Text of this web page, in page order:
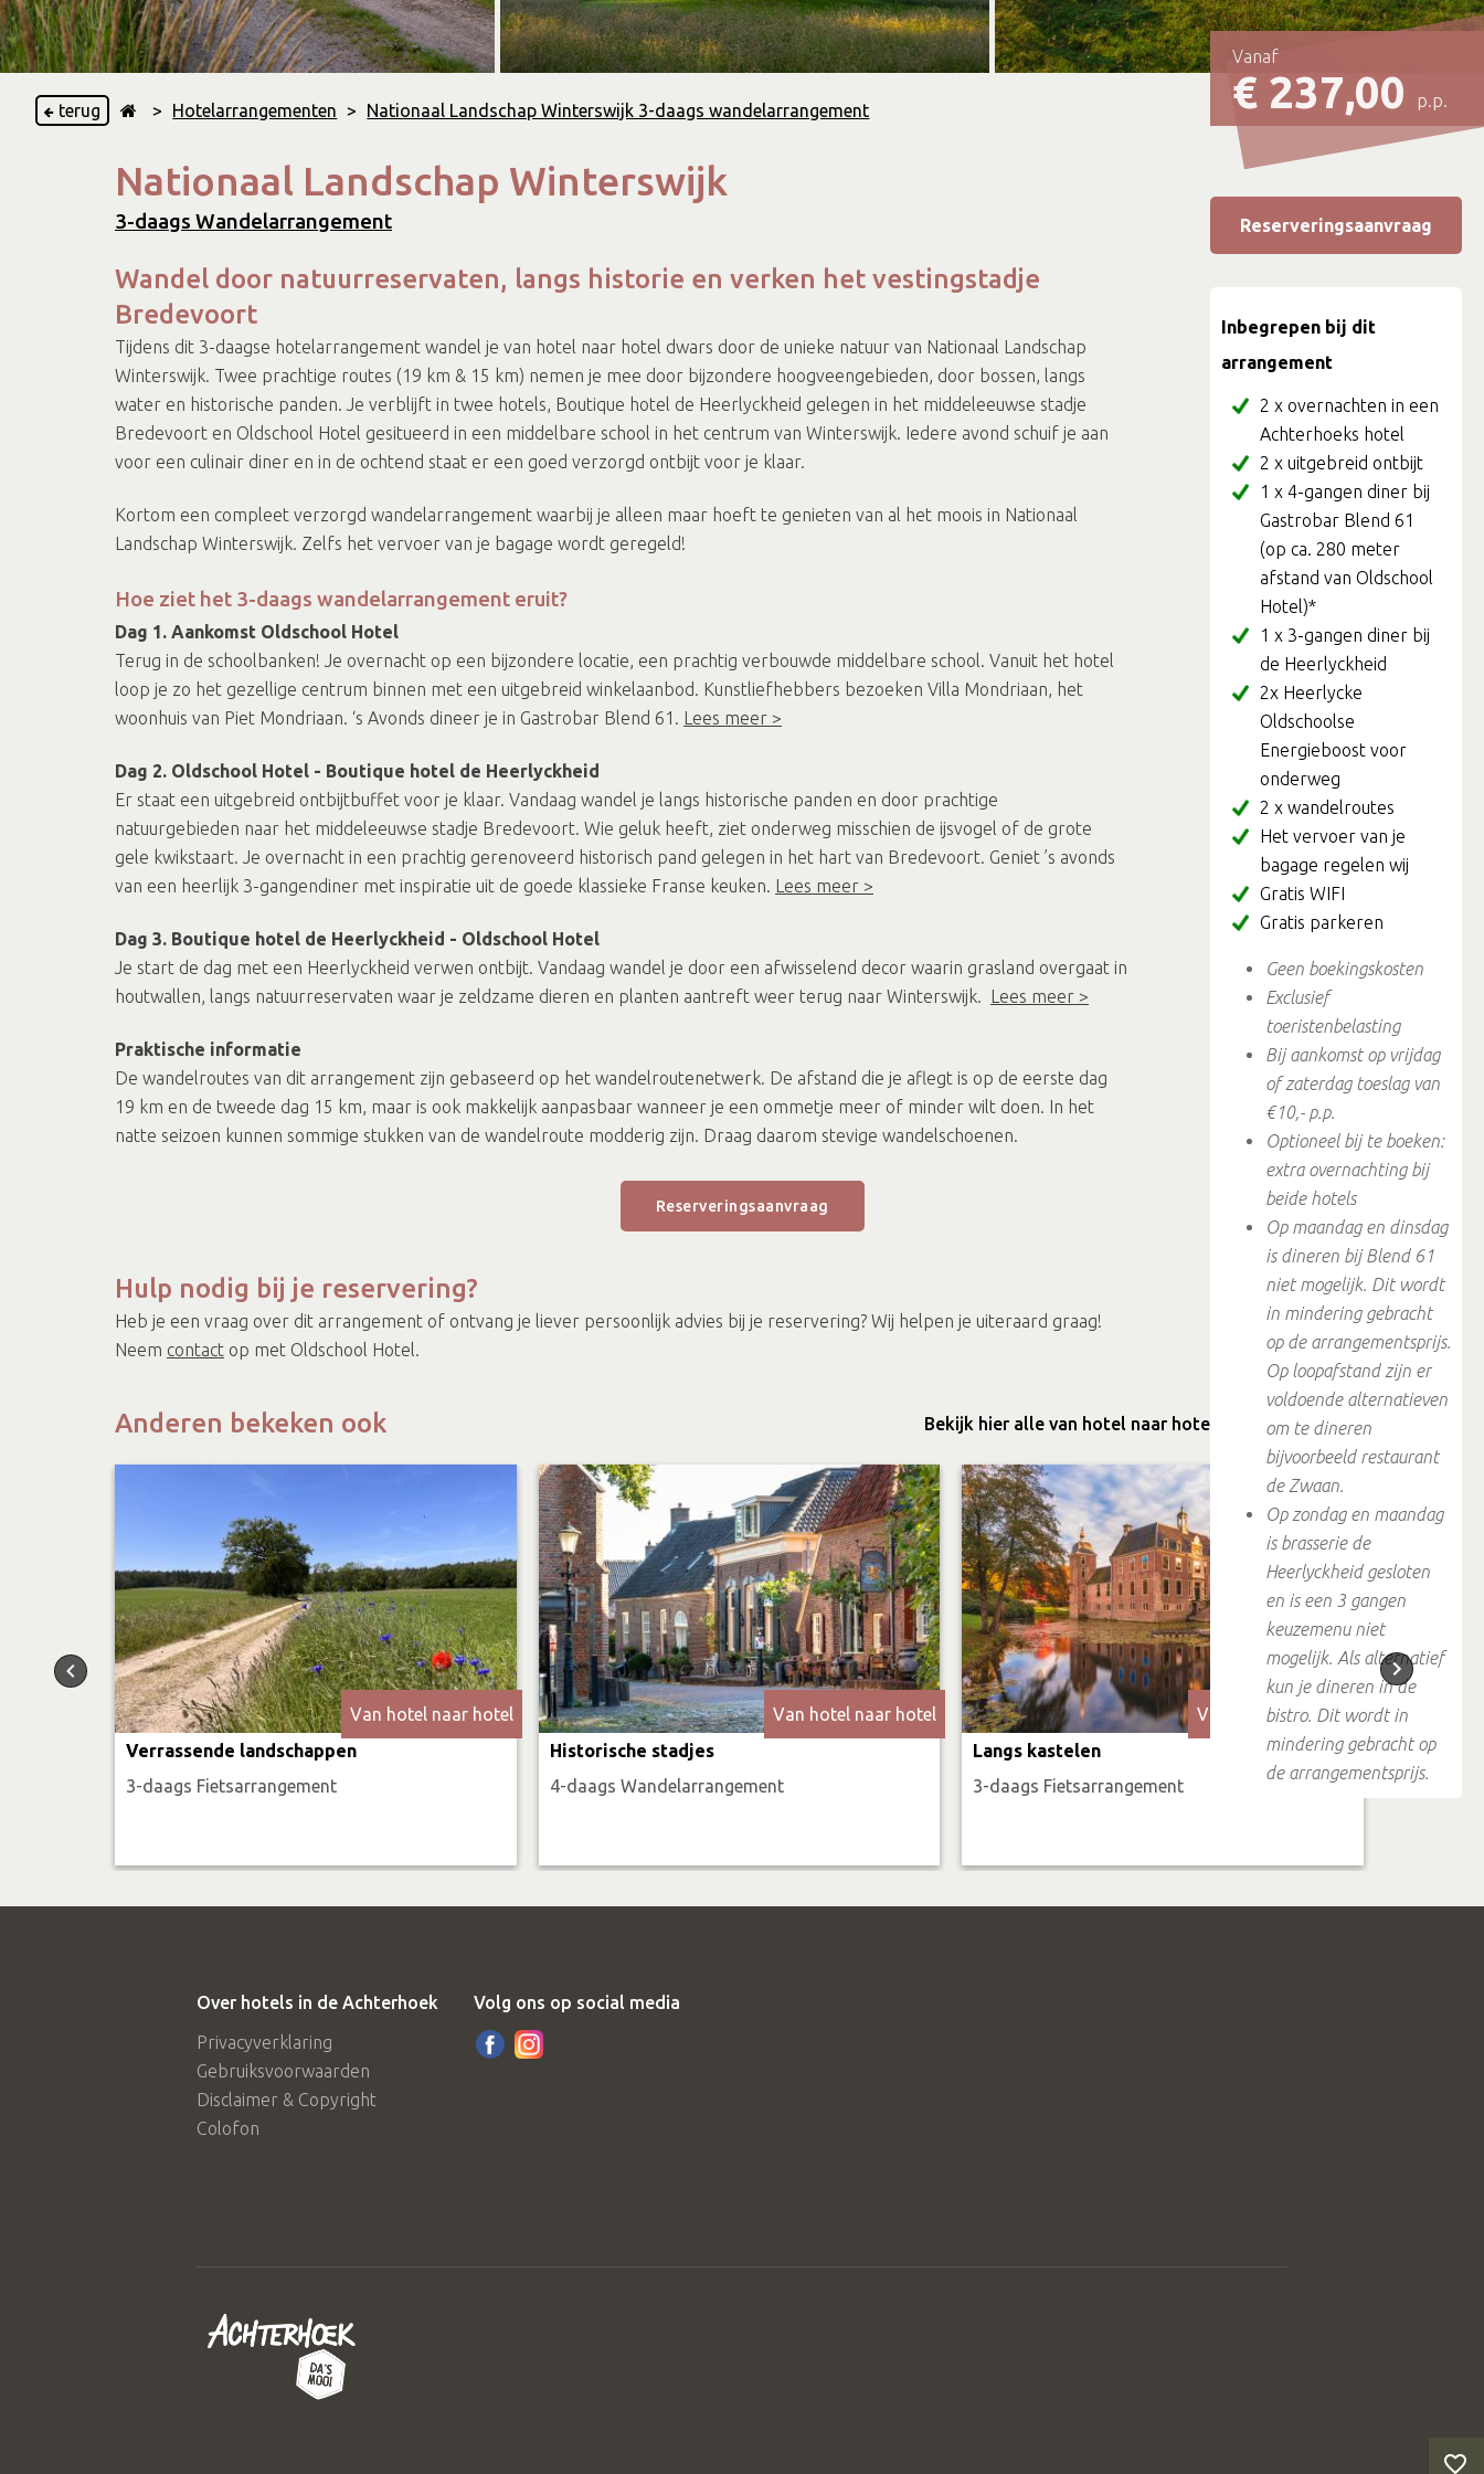
terug > Hotelarrangementen > Nationaal Landschap Winterswijk 3-daags wandelarrangement
Nationaal Landschap Winterswijk
3-daags Wandelarrangement
Vanaf
€ 237,00 p.p.
Reserveringsaanvraag
Inbegrepen bij dit
arrangement
2 x overnachten in een
Achterhoeks hotel
2 x uitgebreid ontbijt
1 x 4-gangen diner bij
Gastrobar Blend 61
(op ca. 280 meter
afstand van Oldschool
Hotel)*
1 x 3-gangen diner bij
de Heerlyckheid
2x Heerlycke
Oldschoolse
Energieboost voor
onderweg
2 x wandelroutes
Het vervoer van je
bagage regelen wij
Gratis WIFI
Gratis parkeren
Geen boekingskosten
Exclusief
toeristenbelasting
Bij aankomst op vrijdag
of zaterdag toeslag van
€10,- p.p.
Optioneel bij te boeken:
extra overnachting bij
beide hotels
Op maandag en dinsdag
is dineren bij Blend 61
niet mogelijk. Dit wordt
in mindering gebracht
op de arrangementsprijs.
Op loopafstand zijn er
voldoende alternatieven
om te dineren
bijvoorbeeld restaurant
de Zwaan.
Op zondag en maandag
is brasserie de
Heerlyckheid gesloten
en is een 3 gangen
keuzemenu niet
mogelijk. Als alternatief
kun je dineren in de
bistro. Dit wordt in
mindering gebracht op
de arrangementsprijs.
Wandel door natuurreservaten, langs historie en verken het vestingstadje
Bredevoort
Tijdens dit 3-daagse hotelarrangement wandel je van hotel naar hotel dwars door de unieke natuur van Nationaal Landschap
Winterswijk. Twee prachtige routes (19 km & 15 km) nemen je mee door bijzondere hoogveengebieden, door bossen, langs
water en historische panden. Je verblijft in twee hotels, Boutique hotel de Heerlyckheid gelegen in het middeleeuwse stadje
Bredevoort en Oldschool Hotel gesitueerd in een middelbare school in het centrum van Winterswijk. Iedere avond schuif je aan
voor een culinair diner en in de ochtend staat er een goed verzorgd ontbijt voor je klaar.
Kortom een compleet verzorgd wandelarrangement waarbij je alleen maar hoeft te genieten van al het moois in Nationaal
Landschap Winterswijk. Zelfs het vervoer van je bagage wordt geregeld!
Hoe ziet het 3-daags wandelarrangement eruit?
Dag 1. Aankomst Oldschool Hotel
Terug in de schoolbanken! Je overnacht op een bijzondere locatie, een prachtig verbouwde middelbare school. Vanuit het hotel
loop je zo het gezellige centrum binnen met een uitgebreid winkelaanbod. Kunstliefhebbers bezoeken Villa Mondriaan, het
woonhuis van Piet Mondriaan. ‘s Avonds dineer je in Gastrobar Blend 61. Lees meer >
Dag 2. Oldschool Hotel - Boutique hotel de Heerlyckheid
Er staat een uitgebreid ontbijtbuffet voor je klaar. Vandaag wandel je langs historische panden en door prachtige
natuurgebieden naar het middeleeuwse stadje Bredevoort. Wie geluk heeft, ziet onderweg misschien de ijsvogel of de grote
gele kwikstaart. Je overnacht in een prachtig gerenoveerd historisch pand gelegen in het hart van Bredevoort. Geniet ’s avonds
van een heerlijk 3-gangendiner met inspiratie uit de goede klassieke Franse keuken. Lees meer >
Dag 3. Boutique hotel de Heerlyckheid - Oldschool Hotel
Je start de dag met een Heerlyckheid verwen ontbijt. Vandaag wandel je door een afwisselend decor waarin grasland overgaat in
houtwallen, langs natuurreservaten waar je zeldzame dieren en planten aantreft weer terug naar Winterswijk. Lees meer >
Praktische informatie
De wandelroutes van dit arrangement zijn gebaseerd op het wandelroutenetwerk. De afstand die je aflegt is op de eerste dag
19 km en de tweede dag 15 km, maar is ook makkelijk aanpasbaar wanneer je een ommetje meer of minder wilt doen. In het
natte seizoen kunnen sommige stukken van de wandelroute modderig zijn. Draag daarom stevige wandelschoenen.
Reserveringsaanvraag
Hulp nodig bij je reservering?
Heb je een vraag over dit arrangement of ontvang je liever persoonlijk advies bij je reservering? Wij helpen je uiteraard graag!
Neem contact op met Oldschool Hotel.
Anderen bekeken ook Bekijk hier alle van hotel naar hotel arrangementen
Van hotel naar hotel
Verrassende landschappen
3-daags Fietsarrangement
Van hotel naar hotel
Historische stadjes
4-daags Wandelarrangement
Van hotel naar hotel
Langs kastelen
3-daags Fietsarrangement
Het beste
3-daags
Over hotels in de Achterhoek
Privacyverklaring
Gebruiksvoorwaarden
Disclaimer & Copyright
Colofon
Volg ons op social media